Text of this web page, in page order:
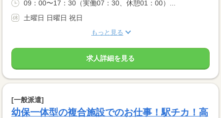
09：00〜17：30（実働07：30、休憩01：00）...
土曜日 日曜日 祝日
もっと見る
求人詳細を見る
[一般派遣]
幼保一体型の複合施設でのお仕事！駅チカ！高